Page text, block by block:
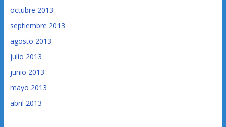
octubre 2013
septiembre 2013
agosto 2013
julio 2013
junio 2013
mayo 2013
abril 2013